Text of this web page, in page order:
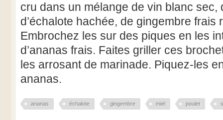
cru dans un mélange de vin blanc sec,
d’échalote hachée, de gingembre frais
Embrochez les sur des piques en les
d’ananas frais. Faites griller ces
les arrosant de marinade. Piquez-les
ananas.
ananas échalote gingembre miel poulet